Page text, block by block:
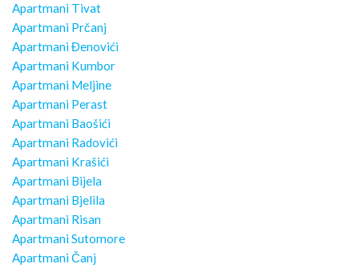
Apartmani Tivat
Apartmani Prčanj
Apartmani Đenovići
Apartmani Kumbor
Apartmani Meljine
Apartmani Perast
Apartmani Baošići
Apartmani Radovići
Apartmani Krašići
Apartmani Bijela
Apartmani Bjelila
Apartmani Risan
Apartmani Sutomore
Apartmani Čanj